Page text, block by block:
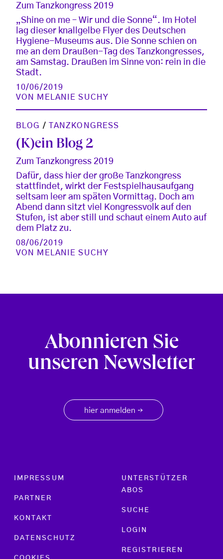
Zum Tanzkongress 2019
„Shine on me – Wir und die Sonne“. Im Hotel
lag dieser knallgelbe Flyer des Deutschen
Hygiene-Museums aus. Die Sonne schien on
me an dem Draußen-Tag des Tanzkongresses,
am Samstag. Draußen im Sinne von: rein in die
Stadt.
10/06/2019
VON MELANIE SUCHY
BLOG / TANZKONGRESS
(K)ein Blog 2
Zum Tanzkongress 2019
Dafür, dass hier der große Tanzkongress
stattfindet, wirkt der Festspielhausaufgang
seltsam leer am späten Vormittag. Doch am
Abend dann sitzt viel Kongressvolk auf den
Stufen, ist aber still und schaut einem Auto auf
dem Platz zu.
08/06/2019
VON MELANIE SUCHY
Abonnieren Sie
unseren Newsletter
hier anmelden →
Footer menu
IMPRESSUM
PARTNER
KONTAKT
DATENSCHUTZ
UNTERSTÜTZER
ABOS
SUCHE
LOGIN
REGISTRIEREN